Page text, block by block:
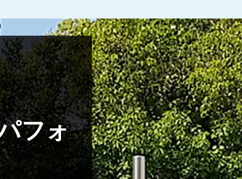
フォ